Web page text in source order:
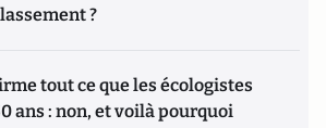
?
tout ce que les écologistes
ans : non, et voilà pourquoi